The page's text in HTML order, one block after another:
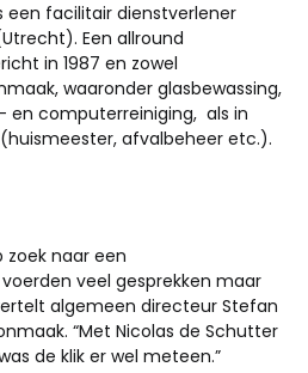
een facilitair dienstverlener
Een allround
in 1987 en zowel
waaronder glasbewassing,
en computerreiniging, als in
afvalbeheer etc.).
zoek naar een
veel gesprekken maar
algemeen directeur Stefan
“Met Nicolas de Schutter
de klik er wel meteen.”